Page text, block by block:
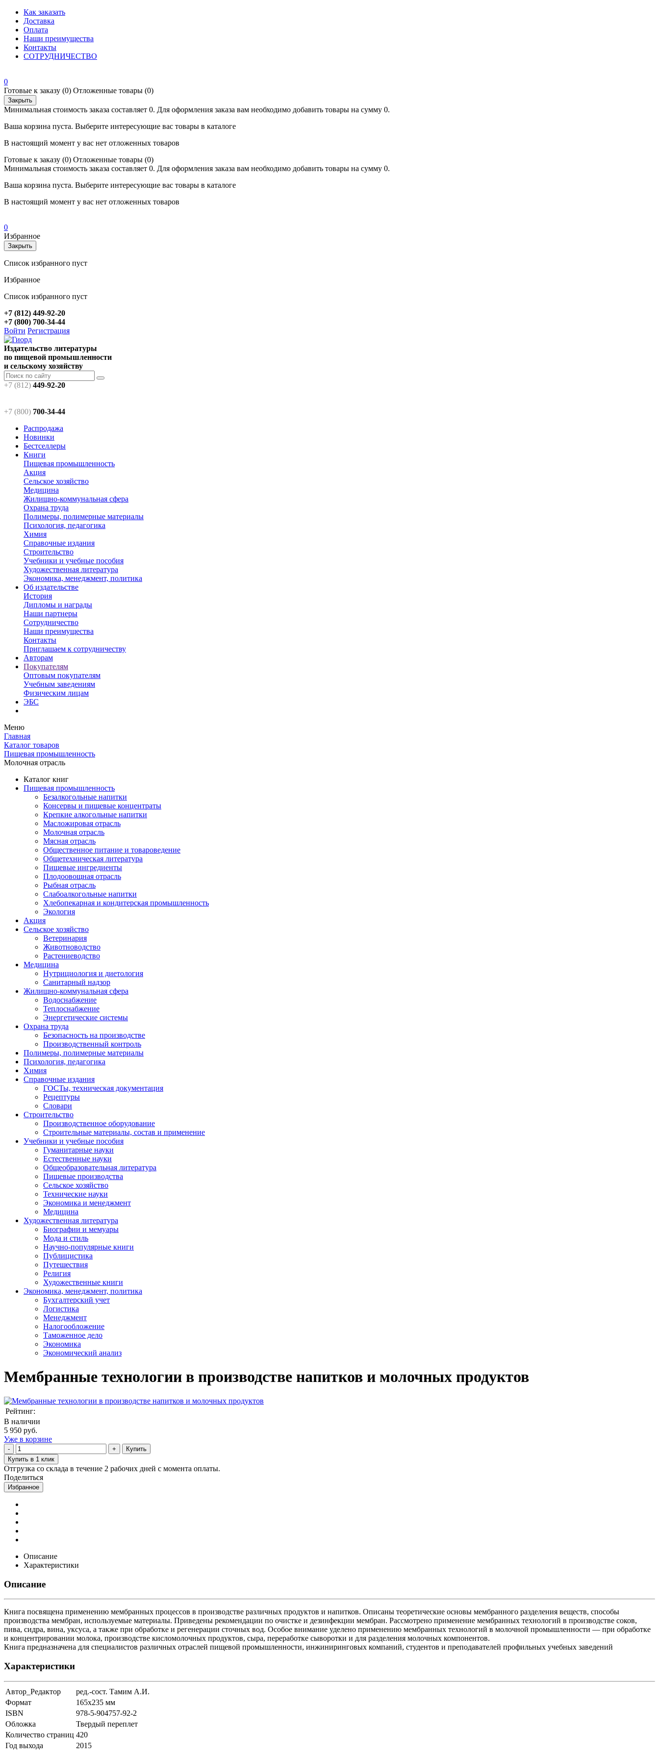
Как заказать
Доставка
Оплата
Наши преимущества
Контакты
СОТРУДНИЧЕСТВО
0
Готовые к заказу (0) Отложенные товары (0)
Закрыть
Минимальная стоимость заказа составляет 0. Для оформления заказа вам необходимо добавить товары на сумму 0.
Ваша корзина пуста. Выберите интересующие вас товары в каталоге
В настоящий момент у вас нет отложенных товаров
Готовые к заказу (0) Отложенные товары (0)
Минимальная стоимость заказа составляет 0. Для оформления заказа вам необходимо добавить товары на сумму 0.
Ваша корзина пуста. Выберите интересующие вас товары в каталоге
В настоящий момент у вас нет отложенных товаров
0
Избранное
Закрыть
Список избранного пуст
Избранное
Список избранного пуст
+7 (812) 449-92-20
+7 (800) 700-34-44
Войти Регистрация
Издательство литературы
по пищевой промышленности
и сельскому хозяйству
+7 (812) 449-92-20
+7 (800) 700-34-44
Распродажа
Новинки
Бестселлеры
Книги
Пищевая промышленность
Акция
Сельское хозяйство
Медицина
Жилищно-коммунальная сфера
Охрана труда
Полимеры, полимерные материалы
Психология, педагогика
Химия
Справочные издания
Строительство
Учебники и учебные пособия
Художественная литература
Экономика, менеджмент, политика
Об издательстве
История
Дипломы и награды
Наши партнеры
Сотрудничество
Наши преимущества
Контакты
Приглашаем к сотрудничеству
Авторам
Покупателям
Оптовым покупателям
Учебным заведениям
Физическим лицам
ЭБС
Меню
Главная
Каталог товаров
Пищевая промышленность
Молочная отрасль
Каталог книг
Пищевая промышленность
Безалкогольные напитки
Консервы и пищевые концентраты
Крепкие алкогольные напитки
Масложировая отрасль
Молочная отрасль
Мясная отрасль
Общественное питание и товароведение
Общетехническая литература
Пищевые ингредиенты
Плодоовощная отрасль
Рыбная отрасль
Слабоалкогольные напитки
Хлебопекарная и кондитерская промышленность
Экология
Акция
Сельское хозяйство
Ветеринария
Животноводство
Растениеводство
Медицина
Нутрициология и диетология
Санитарный надзор
Жилищно-коммунальная сфера
Водоснабжение
Теплоснабжение
Энергетические системы
Охрана труда
Безопасность на производстве
Производственный контроль
Полимеры, полимерные материалы
Психология, педагогика
Химия
Справочные издания
ГОСТы, техническая документация
Рецептуры
Словари
Строительство
Производственное оборудование
Строительные материалы, состав и применение
Учебники и учебные пособия
Гуманитарные науки
Естественные науки
Общеобразовательная литература
Пищевые производства
Сельское хозяйство
Технические науки
Экономика и менеджмент
Медицина
Художественная литература
Биографии и мемуары
Мода и стиль
Научно-популярные книги
Публицистика
Путешествия
Религия
Художественные книги
Экономика, менеджмент, политика
Бухгалтерский учет
Логистика
Менеджмент
Налогообложение
Таможенное дело
Экономика
Экономический анализ
Мембранные технологии в производстве напитков и молочных продуктов
Рейтинг:
В наличии
5 950 руб.
Уже в корзине
Купить
Купить в 1 клик
Отгрузка со склада в течение 2 рабочих дней с момента оплаты.
Поделиться
Избранное
Описание
Характеристики
Описание
Книга посвящена применению мембранных процессов в производстве различ­ных продуктов и напитков. Описаны теоретические основы мембранного разделения веществ, способы
производства мембран, используемые материалы. Приведены реко­мендации по очистке и дезинфекции мембран. Рассмотрено применение мембранных технологий в производстве соков,
пива, сидра, вина, уксуса, а также при обработке и регенерации сточных вод. Особое внимание уделено применению мембранных техно­логий в молочной промышленности — при обработке
и концентрировании молока, производстве кисломолочных продуктов, сыра, переработке сыворотки и для разделе­ния молочных компонентов.
Книга предназначена для специалистов различных отраслей пищевой промыш­ленности, инжиниринговых компаний, студентов и преподавателей профильных учеб­ных заведений
Характеристики
Автор_Редактор
ред.-сост. Тамим А.И.
Формат
165х235 мм
ISBN
978-5-904757-92-2
Обложка
Твердый переплет
Количество страниц 420
Год выхода
2015